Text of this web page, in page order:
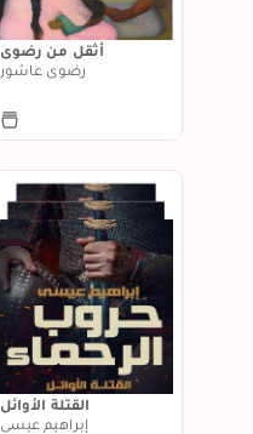
أثقل من رضوى
رضوى عاشور
القتلة الأوائل
إبراهيم عيسى